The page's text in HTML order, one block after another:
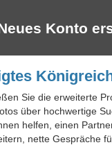
Konto
Sie die erweiterte
über hochwertige
helfen, einen
nette Gespräche